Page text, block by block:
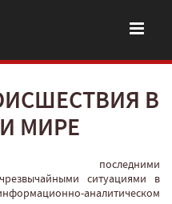
В
МИРЕ
ситуациями в
аналитическом